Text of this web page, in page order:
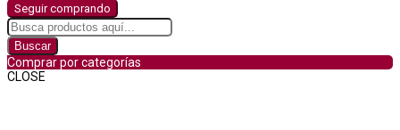
Seguir comprando
Buscar
Comprar por categorías
CLOSE